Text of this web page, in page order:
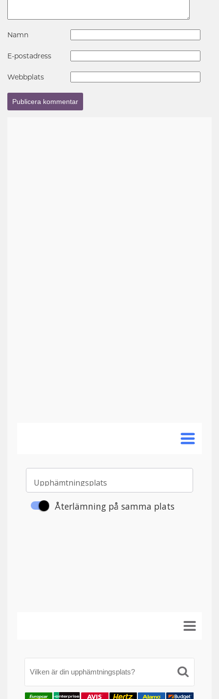
Namn
E-postadress
Webbplats
Vilken är din upphämtningsplats?